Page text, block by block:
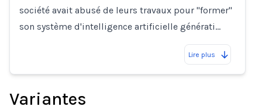
société avait abusé de leurs travaux pour "former"
son système d'intelligence artificielle générati…
Lire plus
Variantes